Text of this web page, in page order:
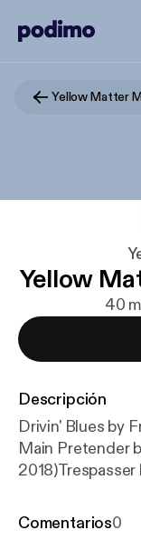
Yellow Matter
Yellow
40
Descripción
Drivin' Blues by
Main Pretender
The Blue Door,
Comentarios0